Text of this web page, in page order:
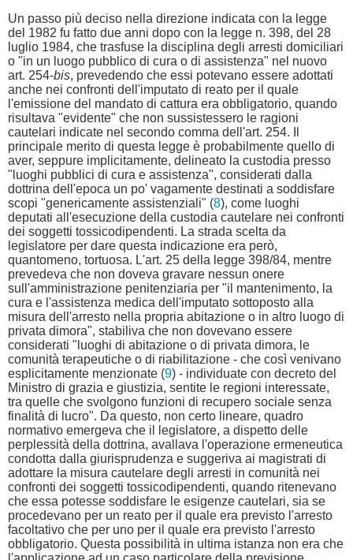
Un passo più deciso nella direzione indicata con la legge
del 1982 fu fatto due anni dopo con la legge n. 398, del 28
luglio 1984, che trasfuse la disciplina degli arresti domiciliari
o "in un luogo pubblico di cura o di assistenza" nel nuovo
art. 254-bis, prevedendo che essi potevano essere adottati
anche nei confronti dell'imputato di reato per il quale
l'emissione del mandato di cattura era obbligatorio, quando
risultava "evidente" che non sussistessero le ragioni
cautelari indicate nel secondo comma dell'art. 254. Il
principale merito di questa legge è probabilmente quello di
aver, seppure implicitamente, delineato la custodia presso
"luoghi pubblici di cura e assistenza", considerati dalla
dottrina dell'epoca un po' vagamente destinati a soddisfare
scopi "genericamente assistenziali" (8), come luoghi
deputati all'esecuzione della custodia cautelare nei confronti
dei soggetti tossicodipendenti. La strada scelta da
legislatore per dare questa indicazione era però,
quantomeno, tortuosa. L'art. 25 della legge 398/84, mentre
prevedeva che non doveva gravare nessun onere
sull'amministrazione penitenziaria per "il mantenimento, la
cura e l'assistenza medica dell'imputato sottoposto alla
misura dell'arresto nella propria abitazione o in altro luogo di
privata dimora", stabiliva che non dovevano essere
considerati "luoghi di abitazione o di privata dimora, le
comunità terapeutiche o di riabilitazione - che così venivano
esplicitamente menzionate (9) - individuate con decreto del
Ministro di grazia e giustizia, sentite le regioni interessate,
tra quelle che svolgono funzioni di recupero sociale senza
finalità di lucro". Da questo, non certo lineare, quadro
normativo emergeva che il legislatore, a dispetto delle
perplessità della dottrina, avallava l'operazione ermeneutica
condotta dalla giurisprudenza e suggeriva ai magistrati di
adottare la misura cautelare degli arresti in comunità nei
confronti dei soggetti tossicodipendenti, quando ritenevano
che essa potesse soddisfare le esigenze cautelari, sia se
procedevano per un reato per il quale era previsto l'arresto
facoltativo che per uno per il quale era previsto l'arresto
obbligatorio. Questa possibilità in ultima istanza non era che